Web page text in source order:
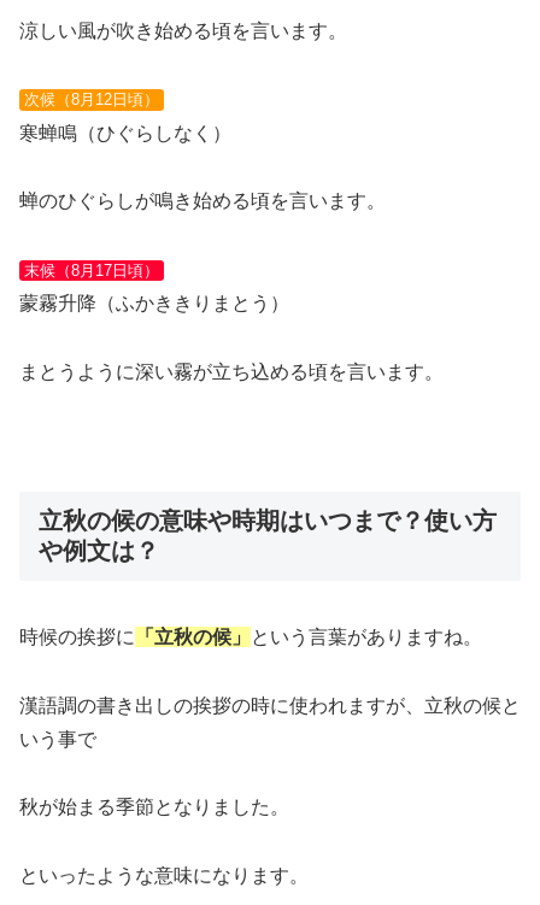
涼しい風が吹き始める頃を言います。
次候（8月12日頃）
寒蝉鳴（ひぐらしなく）
蝉のひぐらしが鳴き始める頃を言います。
末候（8月17日頃）
蒙霧升降（ふかききりまとう）
まとうように深い霧が立ち込める頃を言います。
立秋の候の意味や時期はいつまで？使い方
や例文は？
時候の挨拶に 「立秋の候」 という言葉がありますね。
漢語調の書き出しの挨拶の時に使われますが、立秋の候と
いう事で
秋が始まる季節となりました。
といったような意味になります。